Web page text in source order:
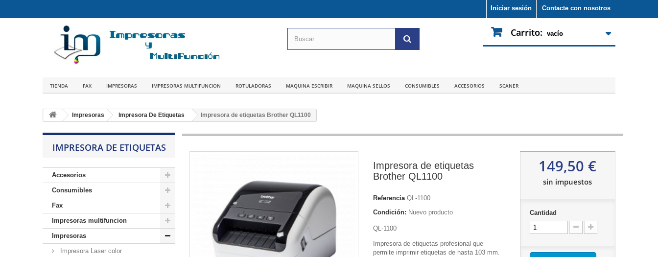
Contacte con nosotros
Iniciar sesión
Carrito: vacío
TIENDA FAX IMPRESORAS IMPRESORAS MULTIFUNCION ROTULADORAS MAQUINA ESCRIBIR MAQUINA SELLOS CONSUMIBLES ACCESORIOS SCANER
Impresoras Impresora De Etiquetas Impresora de etiquetas Brother QL1100
IMPRESORA DE ETIQUETAS
Accesorios
Consumibles
Fax
Impresoras multifuncion
Impresoras
Impresora Laser color
Impresora de etiquetas
Brother QL1100
Referencia QL-1100
Condición: Nuevo producto
QL-1100
Impresora de etiquetas profesional que
permite imprimir etiquetas de hasta 103 mm.
149,50 €
sin impuestos
Cantidad